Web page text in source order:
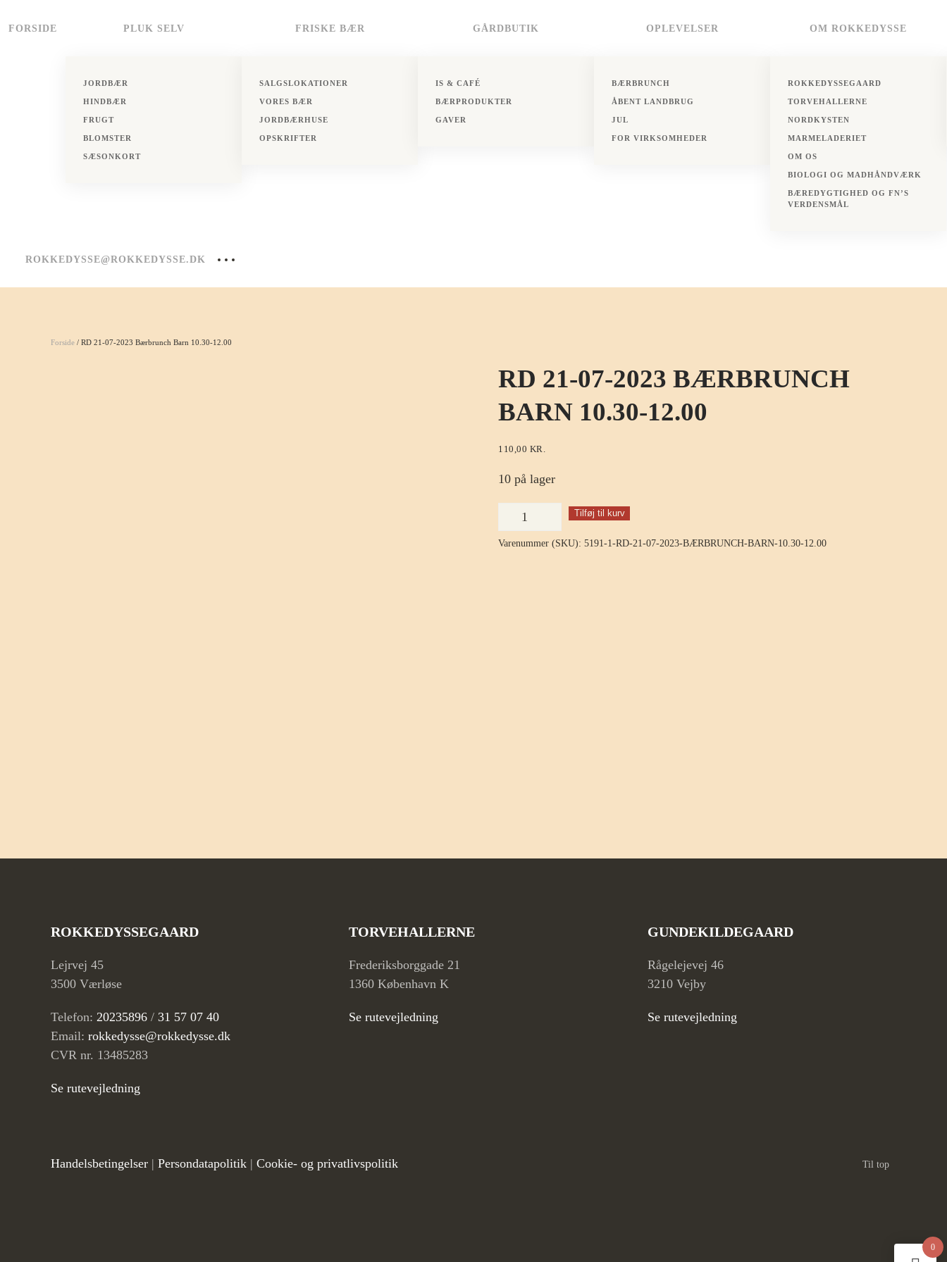
Skip to main content
FORSIDE PLUK SELV
JORDBÆR
HINDBÆR
FRUGT
BLOMSTER
SÆSONKORT
FRISKE BÆR
SALGSLOKATIONER
VORES BÆR
JORDBÆRHUSE
OPSKRIFTER
GÅRDBUTIK
IS & CAFÉ
BÆRPRODUKTER
GAVER
OPLEVELSER
BÆRBRUNCH
ÅBENT LANDBRUG
JUL
FOR VIRKSOMHEDER
OM ROKKEDYSSE
ROKKEDYSSEGAARD
TORVEHALLERNE
NORDKYSTEN
MARMELADERIET
OM OS
BIOLOGI OG MADHÅNDVÆRK
BÆREDYGTIGHED OG FN’S
VERDENSMÅL
ROKKEDYSSE@ROKKEDYSSE.DK
Forside / RD 21-07-2023 Bærbrunch Barn 10.30-12.00
RD 21-07-2023 BÆRBRUNCH
BARN 10.30-12.00
110,00 KR.
10 på lager
21-
07-
Tilføj til kurv
Varenummer (SKU): 5191-1-RD-21-07-2023-BÆRBRUNCH-BARN-10.30-12.00
ROKKEDYSSEGAARD
Lejrvej 45
3500 Værløse
Telefon: 20235896 / 31 57 07 40
Email: rokkedysse@rokkedysse.dk
CVR nr. 13485283
Se rutevejledning
TORVEHALLERNE
Frederiksborggade 21
1360 København K
Se rutevejledning
GUNDEKILDEGAARD
Rågelejevej 46
3210 Vejby
Se rutevejledning
Handelsbetingelser | Persondatapolitik | Cookie- og privatlivspolitik Til top
0